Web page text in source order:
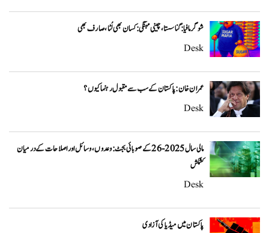
شوگر مافیا: گنا سستا، چینی مہنگی: کسان بھی لُٹا، صارف بھی
Desk
عمران خان: پاکستان کے سب سے مقبول رہنما کیوں؟
Desk
مالی سال 2025-26 کے صوبائی بجٹ: وعدوں، وسائل اور اصلاحات کے درمیان
کشمکش
Desk
پاکستان میں میڈیا کی آزادی